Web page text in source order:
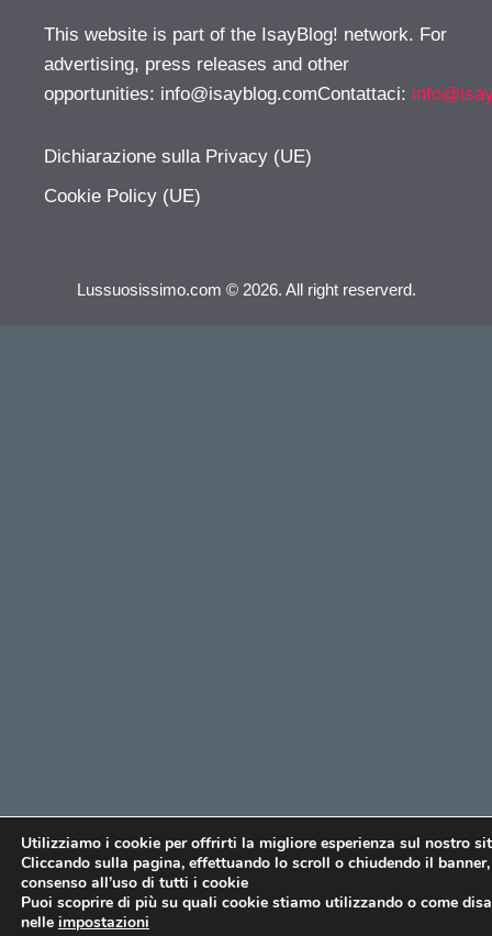
This website is part of the IsayBlog! network. For
advertising, press releases and other
opportunities: info@isayblog.comContattaci:
Dichiarazione sulla Privacy (UE)
Cookie Policy (UE)
Lussuosissimo.com © 2026. All right reserverd.
Utilizziamo i cookie per offrirti la migliore esperienza sul nostro
Cliccando sulla pagina, effettuando lo scroll o chiudendo il
consenso all’uso di tutti i cookie
Puoi scoprire di più su quali cookie stiamo utilizzando o come
nelle impostazioni